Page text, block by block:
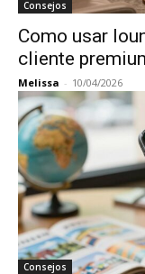
Consejos
Como usar
cliente
Melissa - 10/04/2026
Consejos